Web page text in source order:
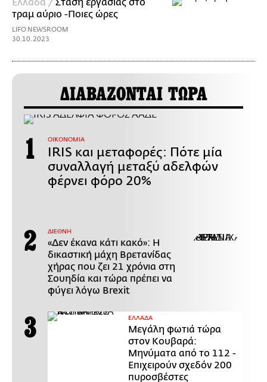
Ελλάδα / Στάση εργασίας στο
τραμ αύριο -Ποιες ώρες
LIFO NEWSROOM
30.10.2023
ΔΙΑΒΑΖΟΝΤΑΙ ΤΩΡΑ
ΟΙΚΟΝΟΜΙΑ
IRIS και μεταφορές: Πότε μία
συναλλαγή μεταξύ αδελφών
φέρνει φόρο 20%
ΔΙΕΘΝΗ
«Δεν έκανα κάτι κακό»: Η
δικαστική μάχη Βρετανίδας
χήρας που ζει 21 χρόνια στη
Σουηδία και τώρα πρέπει να
φύγει λόγω Brexit
ΕΛΛΑΔΑ
Μεγάλη φωτιά τώρα
στον Κουβαρά:
Μηνύματα από το 112 -
Επιχειρούν σχεδόν 200
πυροσβέστες